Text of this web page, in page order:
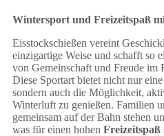
Wintersport und Freizeitspaß
Eisstockschießen vereint
einzigartige Weise und schafft so
von Gemeinschaft und Freude im
Diese Sportart bietet nicht nur
sondern auch die Möglichkeit,
Winterluft zu genießen. Familien
gemeinsam auf der Bahn stehen
was für einen hohen Freizeitspaß